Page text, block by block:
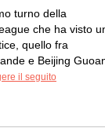
turno della
che ha visto
quello fra
e Beijing
il seguito